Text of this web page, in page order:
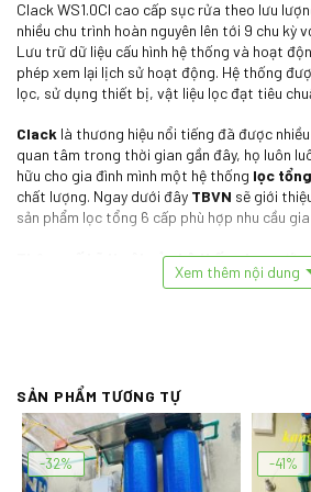
Clack WS1.0CI cao cấp sục rửa theo lưu
nhiều chu trình hoàn nguyên lên tới 9 chu kỳ
Lưu trữ dữ liệu cấu hình hệ thống và hoạt
phép xem lại lịch sử hoạt động. Hệ thống
lọc, sử dụng thiết bị, vật liệu lọc đạt tiêu
Clack là thương hiệu nổi tiếng đã được
quan tâm trong thời gian gần đây, họ luôn
hữu cho gia đình mình một hệ thống lọc
chất lượng. Ngay dưới đây TBVN sẽ giới
sản phẩm lọc tổng 6 cấp phù hợp nhu cầu
Thông số kỹ thuật của hệ thống lọc nước
6 cấp độ lọc.
Cấp 1️: Xử lý thô, lọc kim loại nặng như sắt,
đen Mangan … (Vật liệu lọc Clack Brim us ).
Cấp 2️: Xử lý triệt để màu mùi, độc tố, Clo
sức khoẻ … (Vật liệu lọc Clack Carbon và
Xem thêm nội dung
SẢN PHẨM TƯƠNG TỰ
-32% -41%